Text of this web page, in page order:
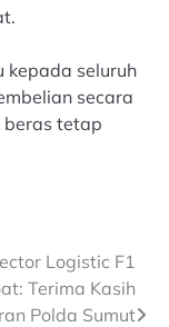
kepada seluruh
secara
beras tetap
Logistic F1
Terima Kasih
Polda Sumut